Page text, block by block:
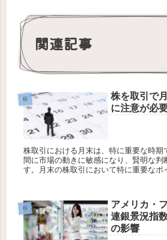
関連記事
株
株を取引で
に注意が必
株取引における月末は、特に重要な時期
間に市場の動きに敏感になり、賢明な判
す。月末の株取引において特に重要なポ
株
アメリカ・
連銀景況指
の影響